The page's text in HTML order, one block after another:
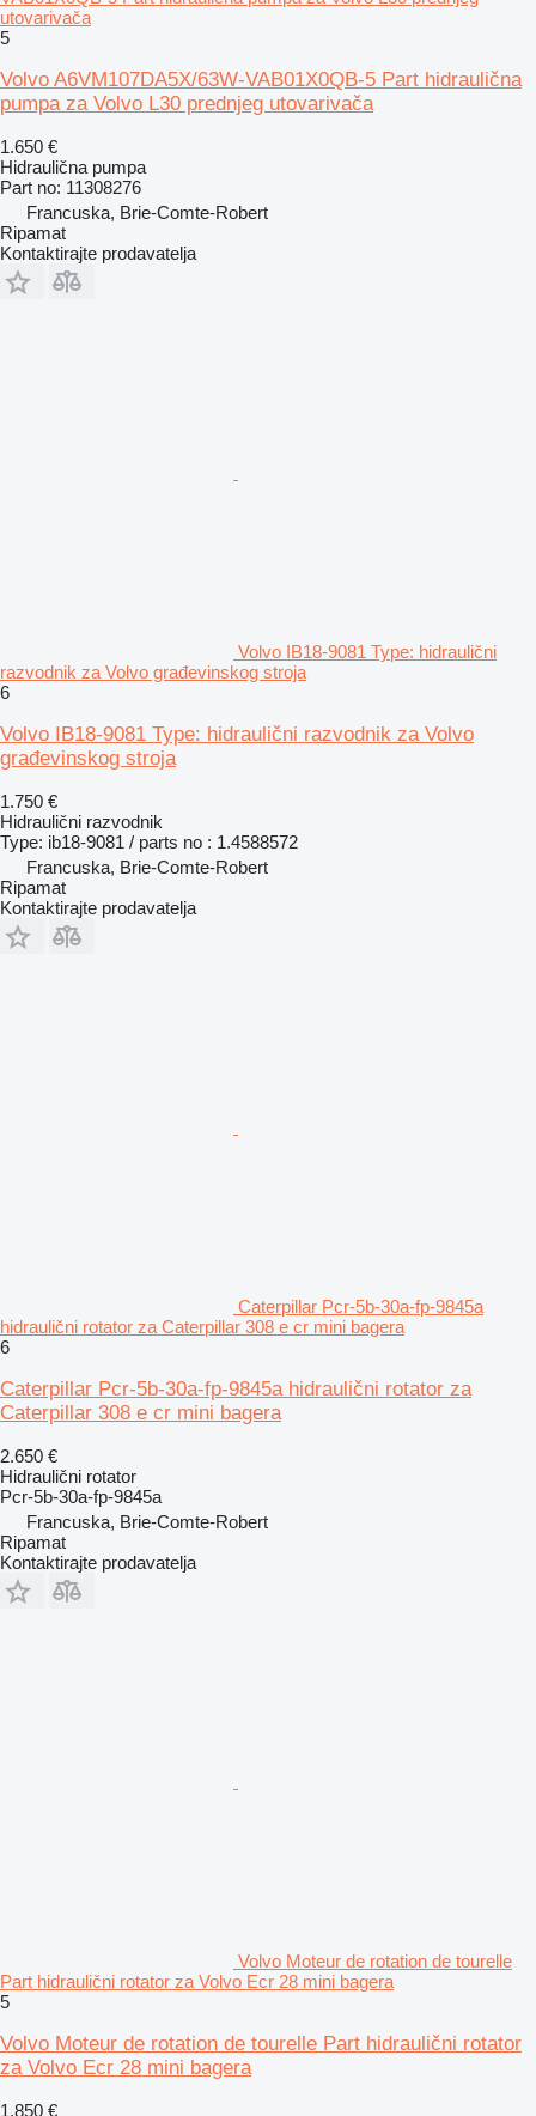
utovarivača
5
Volvo A6VM107DA5X/63W-VAB01X0QB-5 Part hidraulična
pumpa za Volvo L30 prednjeg utovarivača
1.650 €
Hidraulična pumpa
Part no: 11308276
Francuska, Brie-Comte-Robert
Ripamat
Kontaktirajte prodavatelja
Volvo IB18-9081 Type: hidraulični
razvodnik za Volvo građevinskog stroja
6
Volvo IB18-9081 Type: hidraulični razvodnik za Volvo
građevinskog stroja
1.750 €
Hidraulični razvodnik
Type: ib18-9081 / parts no : 1.4588572
Francuska, Brie-Comte-Robert
Ripamat
Kontaktirajte prodavatelja
Caterpillar Pcr-5b-30a-fp-9845a
hidraulični rotator za Caterpillar 308 e cr mini bagera
6
Caterpillar Pcr-5b-30a-fp-9845a hidraulični rotator za
Caterpillar 308 e cr mini bagera
2.650 €
Hidraulični rotator
Pcr-5b-30a-fp-9845a
Francuska, Brie-Comte-Robert
Ripamat
Kontaktirajte prodavatelja
Volvo Moteur de rotation de tourelle
Part hidraulični rotator za Volvo Ecr 28 mini bagera
5
Volvo Moteur de rotation de tourelle Part hidraulični rotator
za Volvo Ecr 28 mini bagera
1.850 €